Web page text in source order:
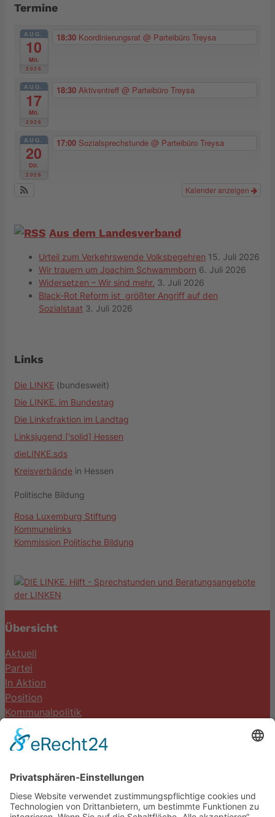
Termine
AUG.
10
Mo.
2026
18:30 Koordinierungsrat @ Parteibüro Treysa
AUG.
17
Mo.
2026
18:30 Aktiventreff @ Parteibüro Treysa
AUG.
20
Do.
2026
17:00 Sozialsprechstunde @ Parteibüro Treysa
Kalender anzeigen
Aus dem Landesverband
Urteil zum Verkehrswende Volksbegehren 15. Juli 2026
Wir trauern um Joachim Schwammborn 6. Juli 2026
Widersetzen – Wir sind mehr. 3. Juli 2026
Black-Rot Reform ist größter Angriff auf den
Sozialstaat 3. Juli 2026
Links
Die LINKE (bundesweit)
Die LINKE. im Bundestag
Die Linksfraktion im Landtag
Linksjugend ['solid] Hessen
dieLINKE.sds
Kreisverbände in Hessen
Politische Bildung
Rosa Luxemburg Stiftung
Kommunelinks
Kommission Politische Bildung
Übersicht
Aktuell
Partei
In Aktion
Position
Kommunalpolitik
Termine
DIE LINKE. Schwalm-Eder
Steingasse 5